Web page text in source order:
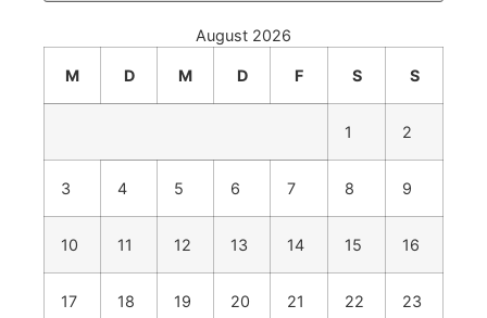
August 2026
M D M D F S S
1 2
3 4 5 6 7 8 9
10 11 12 13 14 15 16
17 18 19 20 21 22 23